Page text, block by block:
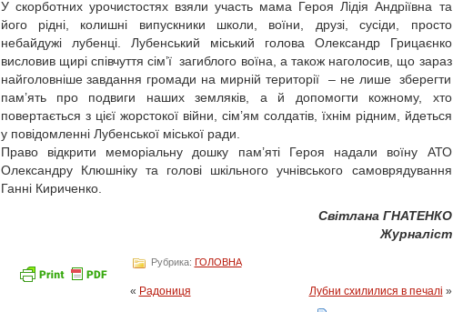
У скорботних урочистостях взяли участь мама Героя Лідія Андріївна та
його рідні, колишні випускники школи, воїни, друзі, сусіди, просто
небайдужі лубенці. Лубенський міський голова Олександр Грицаєнко
висловив щирі співчуття сім’ї загиблого воїна, а також наголосив, що зараз
найголовніше завдання громади на мирній території – не лише зберегти
пам’ять про подвиги наших земляків, а й допомогти кожному, хто
повертається з цієї жорстокої війни, сім’ям солдатів, їхнім рідним, йдеться
у повідомленні Лубенської міської ради.
Право відкрити меморіальну дошку пам’яті Героя надали воїну АТО
Олександру Клюшніку та голові шкільного учнівського самоврядування
Ганні Кириченко.
Світлана ГНАТЕНКО
Журналіст
Рубрика: ГОЛОВНА
« Радониця Лубни схилилися в печалі »